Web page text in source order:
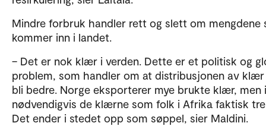
Mindre forbruk handler rett og slett om mengdene
kommer inn i landet.
– Det er nok klær i verden. Dette er et politisk og
problem, som handler om at distribusjonen av
bli bedre. Norge eksporterer mye brukte klær, men
nødvendigvis de klærne som folk i Afrika faktisk
Det ender i stedet opp som søppel, sier Maldini.